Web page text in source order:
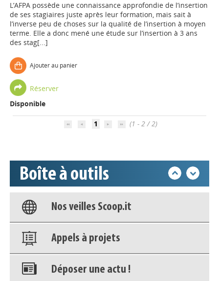
L’AFPA possède une connaissance approfondie de l’insertion
de ses stagiaires juste après leur formation, mais sait à
l’inverse peu de choses sur la qualité de l’insertion à moyen
terme. Elle a donc mené une étude sur l’insertion à 3 ans
des stag[...]
Ajouter au panier
Réserver
Disponible
1 (1 - 2 / 2)
Boîte à outils
Base documentaire
Nos veilles Scoop.it
Appels à projets
Déposer une actu !